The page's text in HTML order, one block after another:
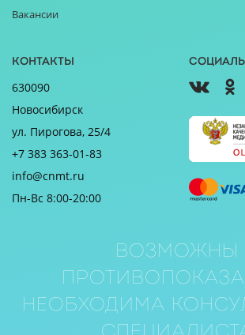
Вакансии
Контакты
630090
Новосибирск
ул. Пирогова, 25/4
+7 383 363-01-83
info@cnmt.ru
Пн-Вс 8:00-20:00
Возможны
Необходима